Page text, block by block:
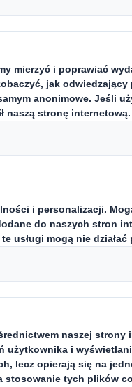
ochrony
praktyk
wpływają na
łańcuchu
kontaktu z